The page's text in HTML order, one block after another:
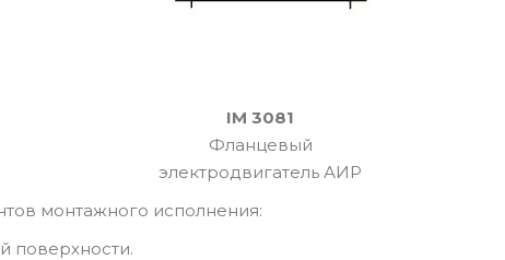
IM 3081
Фланцевый
электродвигатель АИР
монтажного исполнения:
поверхности.